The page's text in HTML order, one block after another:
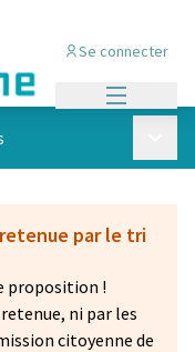
Se connecter
par le tri
proposition !
ni par les
citoyenne de